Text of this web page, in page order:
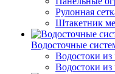
Рулонная
Штакетник
Водосточные
Водостоки из
Водостоки из